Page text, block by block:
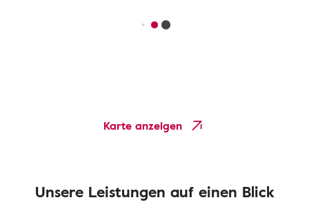
Karte anzeigen
Unsere Leistungen auf einen Blick